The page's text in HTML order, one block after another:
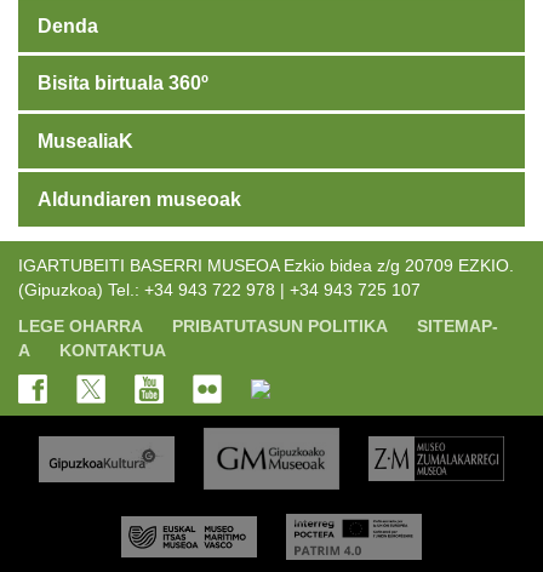
Denda
Bisita birtuala 360º
MusealiaK
Aldundiaren museoak
IGARTUBEITI BASERRI MUSEOA Ezkio bidea z/g 20709 EZKIO.
(Gipuzkoa) Tel.: +34 943 722 978 | +34 943 725 107
LEGE OHARRA
PRIBATUTASUN POLITIKA
SITEMAP-
A
KONTAKTUA